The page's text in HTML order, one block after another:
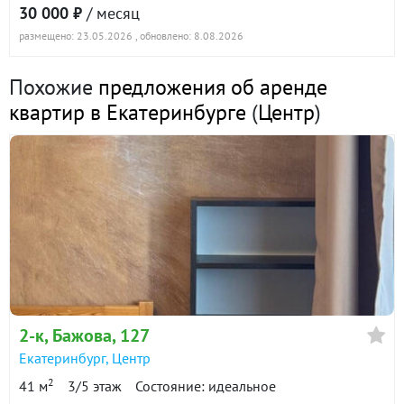
30 000 ₽ / месяц
размещено: 23.05.2026 , обновлено: 8.08.2026
Похожие предложения об аренде
квартир в Екатеринбурге (Центр)
2-к, Бажова, 127
Екатеринбург, Центр
41 м2 3/5 этаж Состояние: идеальное